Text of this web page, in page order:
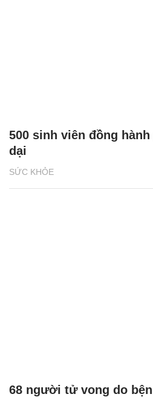
SỨC KHỎE
500 sinh viên đồng
dại
68 người tử vong do